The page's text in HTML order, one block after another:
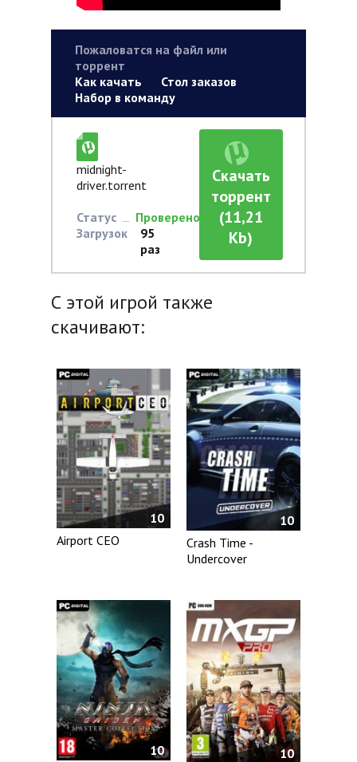
Пожаловатся на файл или
торрент
Как качать
Стол заказов
Набор в команду
midnight-
driver.torrent
Статус
Проверено
Загрузок
95
раз
Скачать
торрент
(11,21
Kb)
С этой игрой также
скачивают:
10
Airport CEO
10
Crash Time -
Undercover
10
10